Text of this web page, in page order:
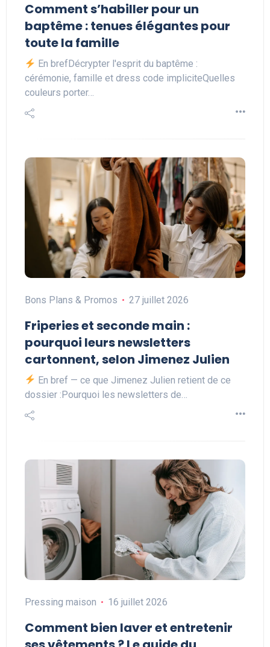
Comment s’habiller pour un
baptême : tenues élégantes pour
toute la famille
En brefDécrypter l'esprit du baptême :
cérémonie, famille et dress code impliciteQuelles
couleurs porter…
Bons Plans & Promos 27 juillet 2026
Friperies et seconde main :
pourquoi leurs newsletters
cartonnent, selon Jimenez Julien
En bref — ce que Jimenez Julien retient de ce
dossier :Pourquoi les newsletters de…
Pressing maison 16 juillet 2026
Comment bien laver et entretenir